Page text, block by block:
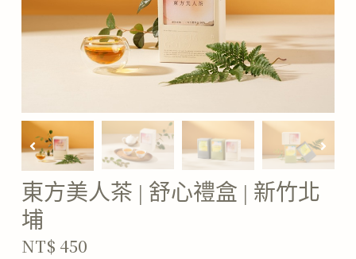
東方美人茶 | 舒心禮盒 | 新竹北
埔
NT$ 450